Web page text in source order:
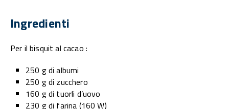
Ingredienti
Per il bisquit al cacao :
250 g di albumi
250 g di zucchero
160 g di tuorli d’uovo
230 g di farina (160 W)